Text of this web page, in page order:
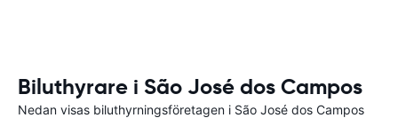
Biluthyrare i São José dos Campos
Nedan visas biluthyrningsföretagen i São José dos Campos